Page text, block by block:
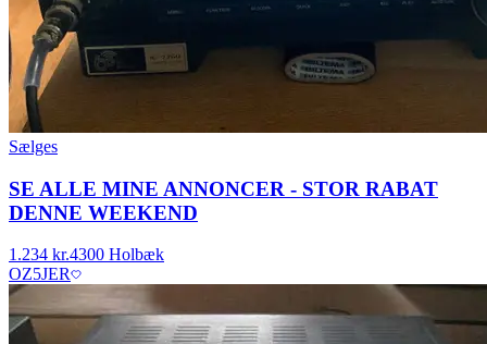
Sælges
SE ALLE MINE ANNONCER - STOR RABAT
DENNE WEEKEND
1.234 kr.4300 Holbæk
OZ5JER